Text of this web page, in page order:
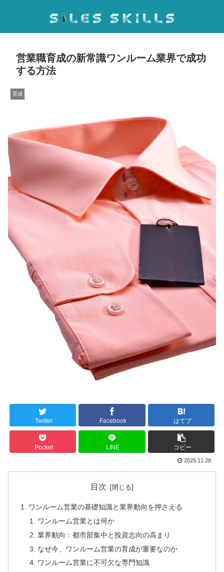
営業職育成の新常識ワンルーム業界で成功
する方法
育成
Twitter Facebook はてブ
Pocket LINE コピー
2025.11.28
目次
ワンルーム営業の基礎知識と業界動向を押さえる
ワンルーム営業とは何か
業界動向：都市部集中と投資志向の高まり
なぜ今、ワンルーム営業の育成が重要なのか
ワンルーム営業に不可欠な専門知識